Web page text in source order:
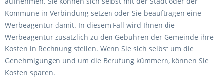
Kommune in Verbindung setzen oder Sie beauftragen eine
Werbeagentur damit. In diesem Fall wird Ihnen die
Werbeagentur zusätzlich zu den Gebühren der Gemeinde ihre
Kosten in Rechnung stellen. Wenn Sie sich selbst um die
Genehmigungen und um die Berufung kümmern, können Sie
Kosten sparen.